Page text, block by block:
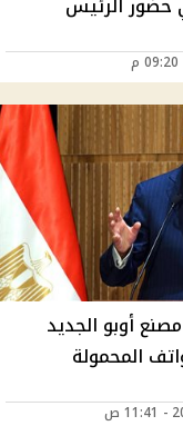
أوبو الجديد
المحمولة